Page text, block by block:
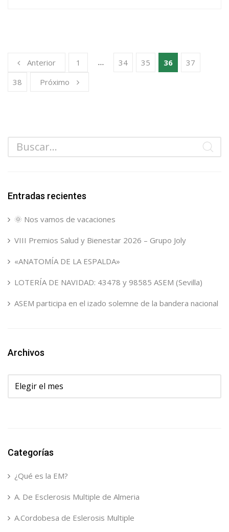
Anterior 1 … 34 35 36
37
38
Próximo
Entradas recientes
🌞 Nos vamos de vacaciones
VIII Premios Salud y Bienestar 2026 – Grupo Joly
«ANATOMÍA DE LA ESPALDA»
LOTERÍA DE NAVIDAD: 43478 y 98585 ASEM (Sevilla)
ASEM participa en el izado solemne de la bandera nacional
Archivos
Archivos
Categorías
¿Qué es la EM?
A. De Esclerosis Multiple de Almeria
A.Cordobesa de Eslerosis Multiple